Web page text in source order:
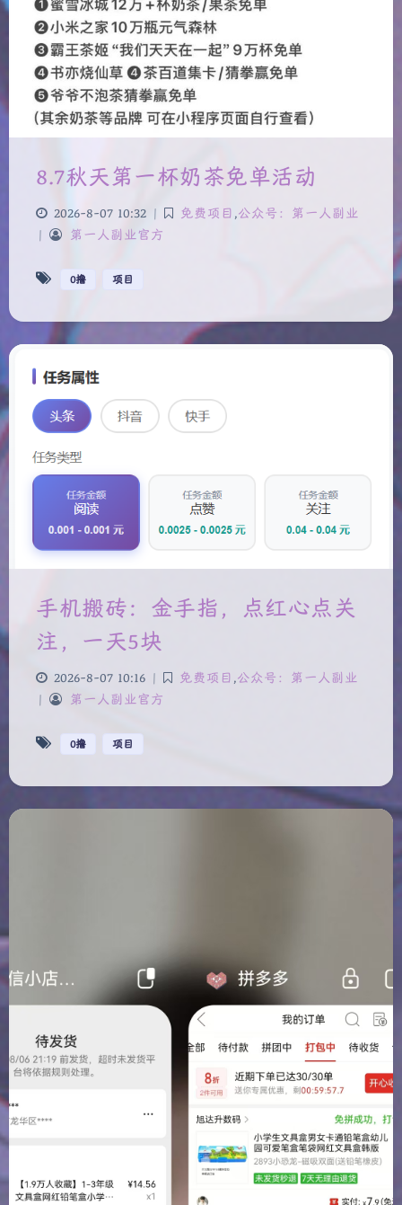
8.7秋天第一杯奶茶免单活动
2026-8-07 10:32 | 免费项目 ,公众号：第一人副业
|
第一人副业官方
0撸 项目
手机搬砖：金手指，点红心点关
注，一天5块
2026-8-07 10:16 | 免费项目 ,公众号：第一人副业
|
第一人副业官方
0撸 项目